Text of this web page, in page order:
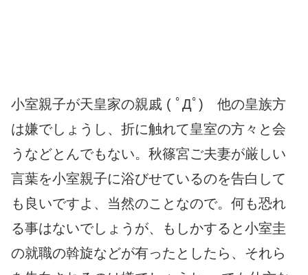
小室親子が天皇家の親戚 ( ﾟДﾟ) 他の皇族方
は嫌でしょうし、折に触れて皇室の方々と会
うなどとんでもない。秋篠宮ご夫妻が厳しい
言葉を小室親子に浴びせているのを告白して
も良いですよ、当然のことなので。何も恐れ
る事はないでしょうが、もしかすると小室圭
の就職の斡旋などが有ったとしたら、それら